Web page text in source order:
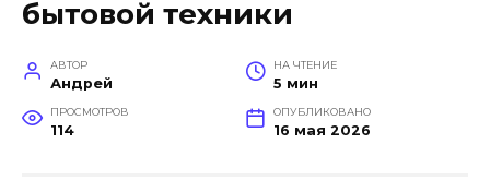
бытовой техники
АВТОР
Андрей
НА ЧТЕНИЕ
5 мин
ПРОСМОТРОВ
114
ОПУБЛИКОВАНО
16 мая 2026